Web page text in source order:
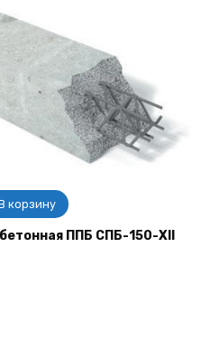
корзину
ППБ СПБ-150-XII